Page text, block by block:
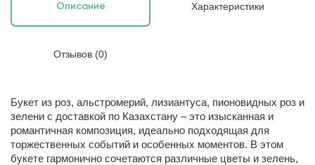
Описание Характеристики
Отзывов (0)
Букет из роз, альстромерий, лизиантуса, пионовидных роз и
зелени с доставкой по Казахстану – это изысканная и
романтичная композиция, идеально подходящая для
торжественных событий и особенных моментов. В этом
букете гармонично сочетаются различные цветы и зелень,